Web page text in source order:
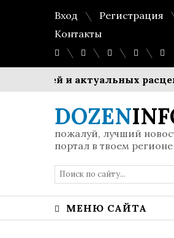
Вход
Регистрация
Контакты
и актуальных расценок
DOZEN
пожалуй, лучший
портал в твоем регионе
МЕНЮ САЙТА